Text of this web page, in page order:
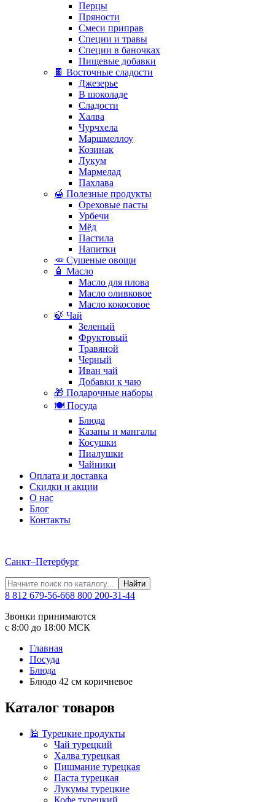
Перцы
Пряности
Смеси приправ
Специи и травы
Специи в баночках
Пищевые добавки
🍫 Восточные сладости
Джезерье
В шоколаде
Сладости
Халва
Чурчхела
Маршмеллоу
Козинак
Лукум
Мармелад
Пахлава
🍯 Полезные продукты
Ореховые пасты
Урбечи
Мёд
Пастила
Напитки
🥕 Сушеные овощи
🧴 Масло
Масло для плова
Масло оливковое
Масло кокосовое
🍃 Чай
Зеленый
Фруктовый
Травяной
Черный
Иван чай
Добавки к чаю
🎁 Подарочные наборы
🍽️ Посуда
Блюда
Казаны и мангалы
Косушки
Пиалушки
Чайники
Оплата и доставка
Скидки и акции
О нас
Блог
Контакты
Санкт–Петербург
Найти
8 812 679-56-668 800 200-31-44
Звонки принимаются
с 8:00 до 18:00 МСК
Главная
Посуда
Блюда
Блюдо 42 см коричневое
Каталог товаров
🕌 Турецкие продукты
Чай турецкий
Халва турецкая
Пишмание турецкая
Паста турецкая
Лукумы турецкие
Кофе турецкий